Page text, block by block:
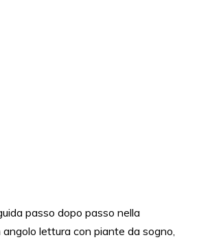
passo dopo passo nella
lettura con piante da sogno,